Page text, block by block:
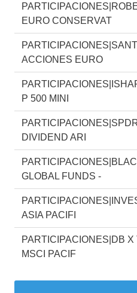
EURO CONSERVAT
ACCIONES EURO
P 500 MINI
DIVIDEND ARI
GLOBAL FUNDS -
ASIA PACIFI
PARTICIPACIONES|DB
MSCI PACIF